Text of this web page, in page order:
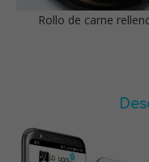
Rollo de carne